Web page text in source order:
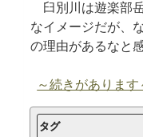
臼別川は遊楽部
なイメージだが、
の理由があるなと
～続きがあります
タグ